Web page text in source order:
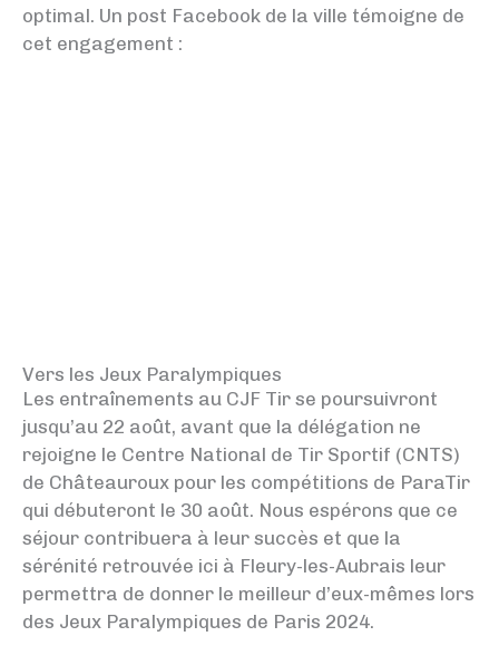
optimal. Un post Facebook de la ville témoigne de
cet engagement :
Vers les Jeux Paralympiques
Les entraînements au CJF Tir se poursuivront
jusqu’au 22 août, avant que la délégation ne
rejoigne le Centre National de Tir Sportif (CNTS)
de Châteauroux pour les compétitions de ParaTir
qui débuteront le 30 août. Nous espérons que ce
séjour contribuera à leur succès et que la
sérénité retrouvée ici à Fleury-les-Aubrais leur
permettra de donner le meilleur d’eux-mêmes lors
des Jeux Paralympiques de Paris 2024.